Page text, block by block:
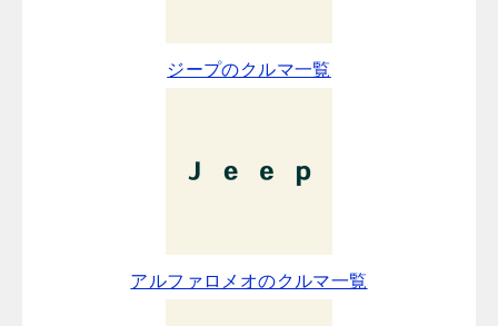
ジープのクルマ一覧
アルファロメオのクルマ一覧